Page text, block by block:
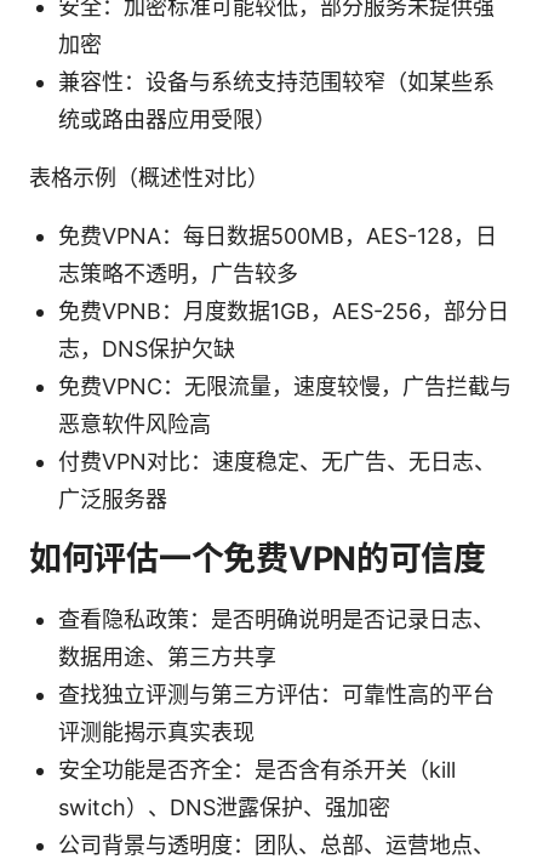
安全：加密标准可能较低，部分服务未提供强
加密
兼容性：设备与系统支持范围较窄（如某些系
统或路由器应用受限）
表格示例（概述性对比）
免费VPNA：每日数据500MB，AES-128，日
志策略不透明，广告较多
免费VPNB：月度数据1GB，AES-256，部分日
志，DNS保护欠缺
免费VPNC：无限流量，速度较慢，广告拦截与
恶意软件风险高
付费VPN对比：速度稳定、无广告、无日志、
广泛服务器
如何评估一个免费VPN的可信度
查看隐私政策：是否明确说明是否记录日志、
数据用途、第三方共享
查找独立评测与第三方评估：可靠性高的平台
评测能揭示真实表现
安全功能是否齐全：是否含有杀开关（kill
switch）、DNS泄露保护、强加密
公司背景与透明度：团队、总部、运营地点、